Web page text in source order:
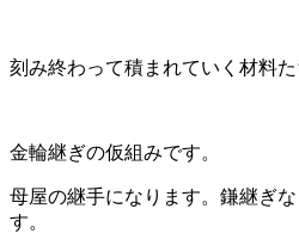
刻み終わって積まれていく材料た
金輪継ぎの仮組みです。
母屋の継手になります。鎌継ぎ
す。